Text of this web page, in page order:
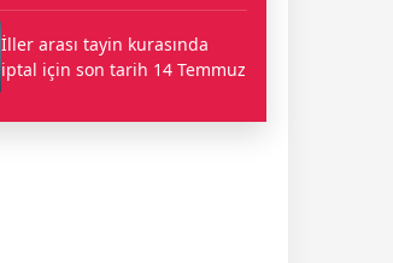
İller arası tayin kurasında
iptal için son tarih 14 Temmuz